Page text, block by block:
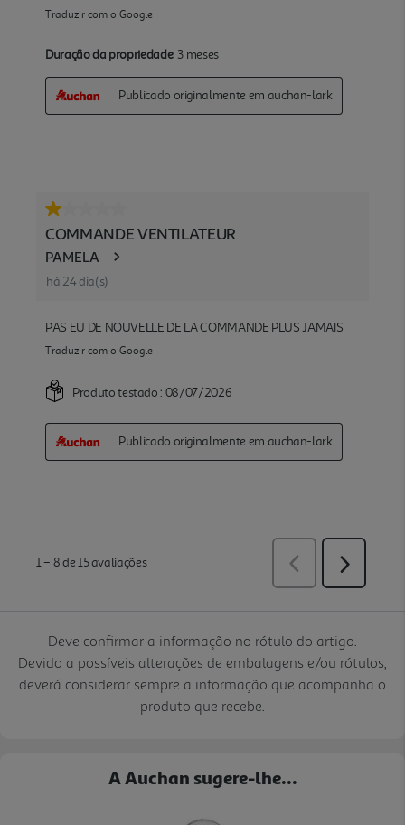
Deve confirmar a informação no rótulo do artigo.
Devido a possíveis alterações de embalagens e/ou rótulos,
deverá considerar sempre a informação que acompanha o
produto que recebe.
A Auchan sugere-lhe...